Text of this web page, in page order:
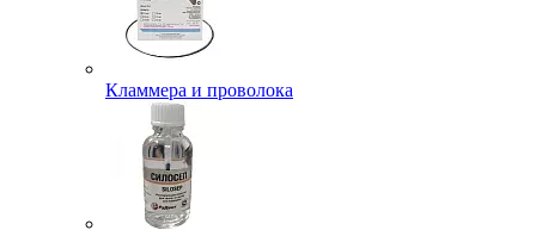
Кламмера и проволока